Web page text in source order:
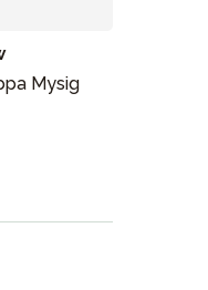
Mysig